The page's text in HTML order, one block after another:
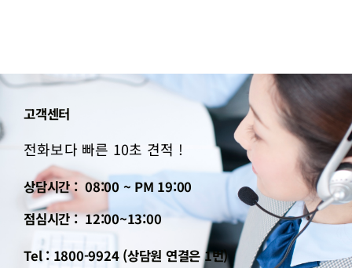
고객센터
전화보다 빠른 10초 견적 !
상담시간 : 08:00 ~ PM 19:00
점심시간 : 12:00~13:00
Tel : 1800-9924 (상담원 연결은 1번)